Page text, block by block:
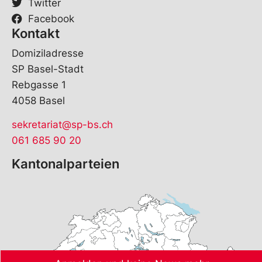
Twitter
Facebook
Kontakt
Domiziladresse
SP Basel-Stadt
Rebgasse 1
4058 Basel
sekretariat@sp-bs.ch
061 685 90 20
Kantonalparteien